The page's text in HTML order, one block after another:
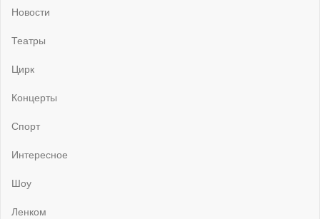
Новости
Театры
Цирк
Концерты
Спорт
Интересное
Шоу
Ленком